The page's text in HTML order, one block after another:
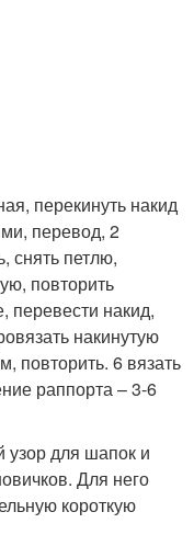
перекинуть накид
перевод, 2
снять петлю,
повторить
перевести накид,
накинутую
повторить. 6 вязать
раппорта – 3-6
узор для шапок и
Для него
короткую